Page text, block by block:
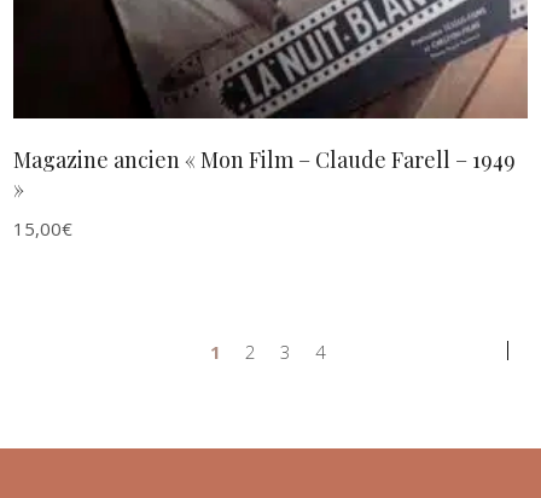
Magazine ancien « Mon Film – Claude Farell – 1949
»
15,00€
1 2 3 4